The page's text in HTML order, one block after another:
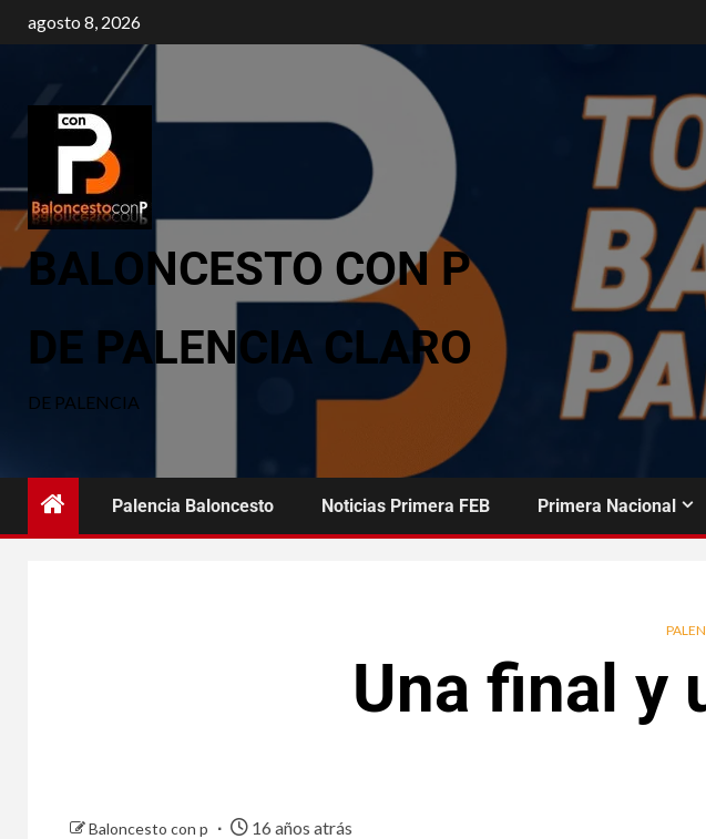
agosto 8, 2026
BALONCESTO CON P
DE PALENCIA CLARO
DE PALENCIA
Palencia Baloncesto Noticias Primera FEB Primera Nacional
Una final y
Baloncesto con p 16 años atrás